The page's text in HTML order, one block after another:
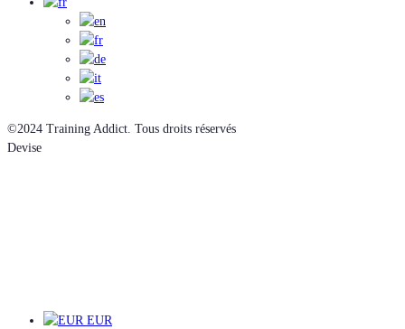
©2024 Training Addict. Tous droits réservés
Devise
EUR